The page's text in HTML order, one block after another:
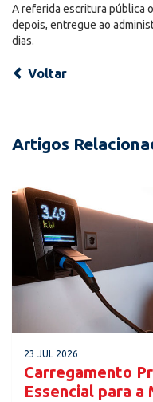
A referida escritura pública
depois, entregue ao
dias.
Voltar
Artigos
23 JUL 2026
Carregamento
Essencial para